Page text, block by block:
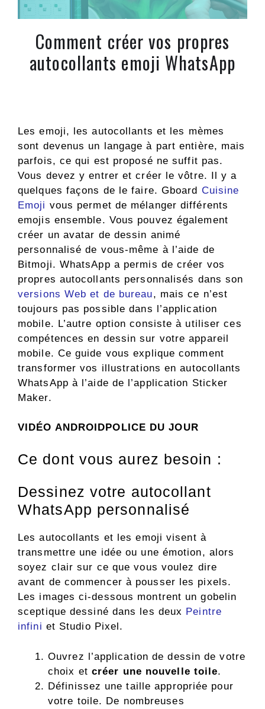
Comment créer vos propres
autocollants emoji WhatsApp
Les emoji, les autocollants et les mèmes
sont devenus un langage à part entière, mais
parfois, ce qui est proposé ne suffit pas.
Vous devez y entrer et créer le vôtre. Il y a
quelques façons de le faire. Gboard Cuisine
Emoji vous permet de mélanger différents
emojis ensemble. Vous pouvez également
créer un avatar de dessin animé
personnalisé de vous-même à l’aide de
Bitmoji. WhatsApp a permis de créer vos
propres autocollants personnalisés dans son
versions Web et de bureau, mais ce n’est
toujours pas possible dans l’application
mobile. L’autre option consiste à utiliser ces
compétences en dessin sur votre appareil
mobile. Ce guide vous explique comment
transformer vos illustrations en autocollants
WhatsApp à l’aide de l’application Sticker
Maker.
VIDÉO ANDROIDPOLICE DU JOUR
Ce dont vous aurez besoin :
Dessinez votre autocollant
WhatsApp personnalisé
Les autocollants et les emoji visent à
transmettre une idée ou une émotion, alors
soyez clair sur ce que vous voulez dire
avant de commencer à pousser les pixels.
Les images ci-dessous montrent un gobelin
sceptique dessiné dans les deux Peintre
infini et Studio Pixel.
Ouvrez l’application de dessin de votre
choix et créer une nouvelle toile.
Définissez une taille appropriée pour
votre toile. De nombreuses